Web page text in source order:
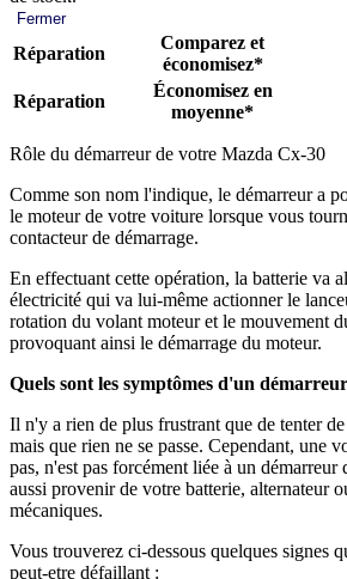
Fermer
Réparation
Comparez et
économisez*
Réparation
Économisez en
moyenne*
Rôle du démarreur de votre Mazda Cx-30
Comme son nom l'indique, le démarreur a
le moteur de votre voiture lorsque vous
contacteur de démarrage.
En effectuant cette opération, la batterie va
électricité qui va lui-même actionner le
rotation du volant moteur et le mouvement
provoquant ainsi le démarrage du moteur.
Quels sont les symptômes d'un
Il n'y a rien de plus frustrant que de tenter
mais que rien ne se passe. Cependant, une
pas, n'est pas forcément liée à un
aussi provenir de votre batterie, alternateur
mécaniques.
Vous trouverez ci-dessous quelques signes
peut-etre défaillant :